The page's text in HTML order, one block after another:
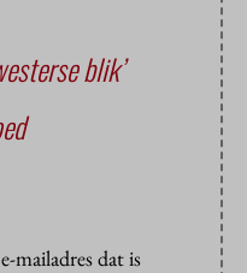
blik’
mailadres dat is